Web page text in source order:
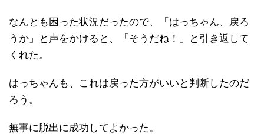
なんとも困った状況だったので、「はっちゃん、戻ろ
うか」と声をかけると、「そうだね！」と引き返して
くれた。
はっちゃんも、これは戻った方がいいと判断したのだ
ろう。
無事に脱出に成功してよかった。